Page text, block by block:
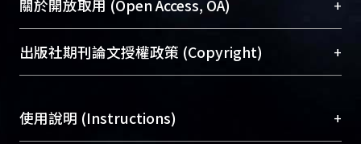
To permanently archive and promote researcher
profiles and scholarly works, Library integrates the
services of “NTU Repository” with “Academic
關於開放取用 (Open Access, OA) +
開放取用是從使用者角度提升資訊取用性的社會運
動，應用在學術研究上是透過將研究著作公開供使
用逐年攀升。同時可加速研究發展、提升研究影響
出版社期刊論文授權政策 (Copyright) +
含部分內容的版權非匯入者所有，或由第三方贊
助與合作完成，請確認該版權所有者及第三方同
使用說明 (Instructions) +